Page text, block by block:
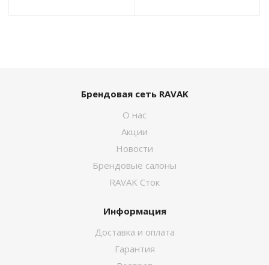
Брендовая сеть RAVAK
О нас
Акции
Новости
Брендовые салоны
RAVAK Сток
Информация
Доставка и оплата
Гарантия